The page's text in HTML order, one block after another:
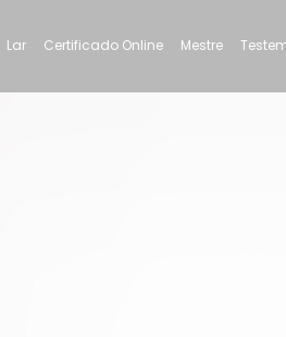
Lar Certificado Online Mestre